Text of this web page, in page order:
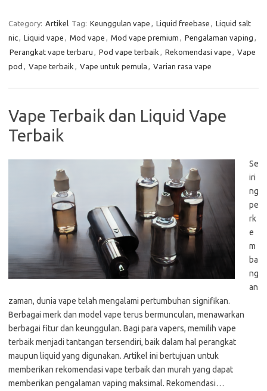
Category: Artikel Tag: Keunggulan vape , Liquid freebase , Liquid salt
nic, Liquid vape , Mod vape , Mod vape premium , Pengalaman vaping ,
Perangkat vape terbaru , Pod vape terbaik , Rekomendasi vape , Vape
pod , Vape terbaik , Vape untuk pemula , Varian rasa vape
Vape Terbaik dan Liquid Vape
Terbaik
Se
iri
ng
pe
rk
e
m
ba
ng
an
zaman, dunia vape telah mengalami pertumbuhan signifikan.
Berbagai merk dan model vape terus bermunculan, menawarkan
berbagai fitur dan keunggulan. Bagi para vapers, memilih vape
terbaik menjadi tantangan tersendiri, baik dalam hal perangkat
maupun liquid yang digunakan. Artikel ini bertujuan untuk
memberikan rekomendasi vape terbaik dan murah yang dapat
memberikan pengalaman vaping maksimal. Rekomendasi…